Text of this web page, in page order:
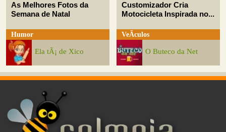
As Melhores Fotos da
Semana de Natal
Humor
Ela tÃ¡ de Xico
Customizador Cria
Motocicleta Inspirada no...
VeÃ­culos
O Buteco da Net